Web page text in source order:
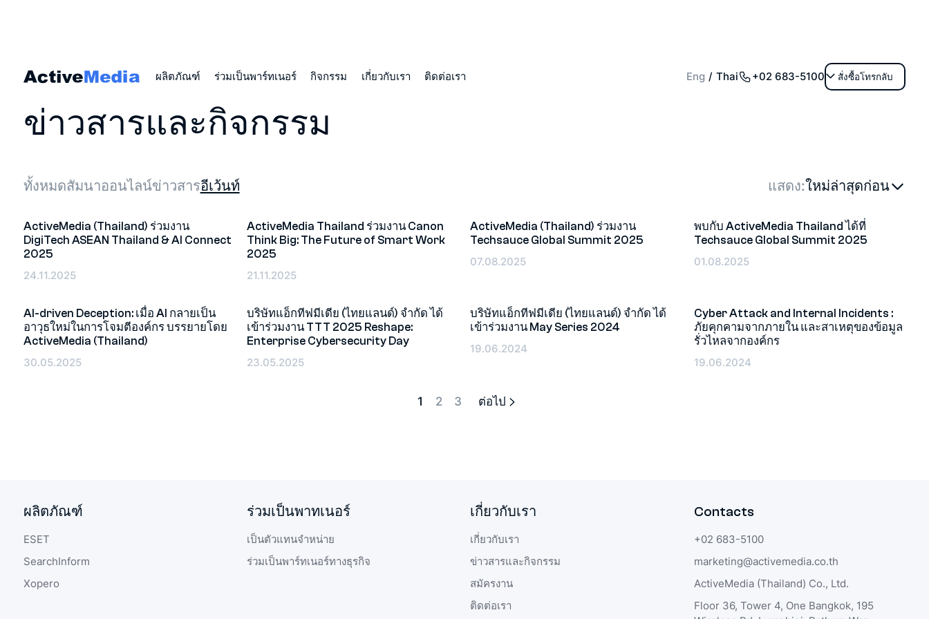
ผลิตภัณฑ์ ร่วมเป็นพาร์ทเนอร์ กิจกรรม เกี่ยวกับเรา ติดต่อเรา Eng Thai +02 683-5100 สั่งซื้อโทรกลับ
หน้าหลัก ข่าวสารและกิจกรรม
ข่าวสารและกิจกรรม
ทั้งหมดสัมนาออนไลน์ข่าวสารอีเว้นท์ แสดง:ใหม่ล่าสุดก่อน
อีเว้นท์
ActiveMedia (Thailand) ร่วมงาน
DigiTech ASEAN Thailand & AI Connect
2025
24.11.2025
อีเว้นท์
ActiveMedia Thailand ร่วมงาน Canon
Think Big: The Future of Smart Work
2025
21.11.2025
อีเว้นท์
ActiveMedia (Thailand) ร่วมงาน
Techsauce Global Summit 2025
07.08.2025
อีเว้นท์
พบกับ ActiveMedia Thailand ได้ที่
Techsauce Global Summit 2025
01.08.2025
อีเว้นท์
AI-driven Deception: เมื่อ AI กลายเป็น
อาวุธใหม่ในการโจมตีองค์กร บรรยายโดย
ActiveMedia (Thailand)
30.05.2025
อีเว้นท์
บริษัทแอ็กทีฟมีเดีย (ไทยแลนด์) จำกัด ได้
เข้าร่วมงาน TTT 2025 Reshape:
Enterprise Cybersecurity Day
23.05.2025
อีเว้นท์
บริษัทแอ็กทีฟมีเดีย (ไทยแลนด์) จำกัด ได้
เข้าร่วมงาน May Series 2024
19.06.2024
อีเว้นท์
Cyber Attack and Internal Incidents :
ภัยคุกคามจากภายใน และสาเหตุของข้อมูล
รั่วไหลจากองค์กร
19.06.2024
1 2 3 ต่อไป
ผลิตภัณฑ์
ESET
SearchInform
Xopero
ร่วมเป็นพาทเนอร์
เป็นตัวแทนจำหน่าย
ร่วมเป็นพาร์ทเนอร์ทางธุรกิจ
เกี่ยวกับเรา
เกี่ยวกับเรา
ข่าวสารและกิจกรรม
สมัครงาน
ติดต่อเรา
Contacts
+02 683-5100
marketing@activemedia.co.th
ActiveMedia (Thailand) Co., Ltd.
Floor 36, Tower 4, One Bangkok, 195